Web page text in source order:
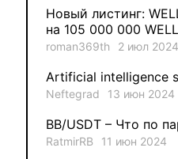
Jevick 1
MysticalEnergyNFT 1
DecimalChain 1
Новый листинг:
на 105 000 000 WELL
roman369th 2 июл 2024
Artificial intelligence
Neftegrad 13 июн 2024
BB/USDT – Что по
RatmirRB 11 июн 2024